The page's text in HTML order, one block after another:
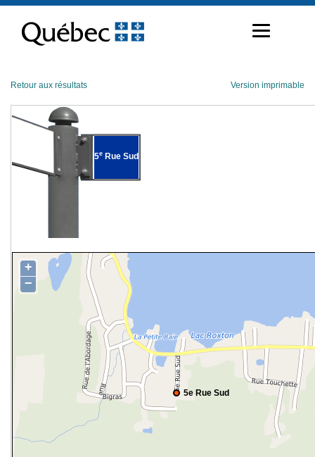
contenu
Retour aux résultats Version imprimable
5e Rue Sud
5e Rue Sud
+
−